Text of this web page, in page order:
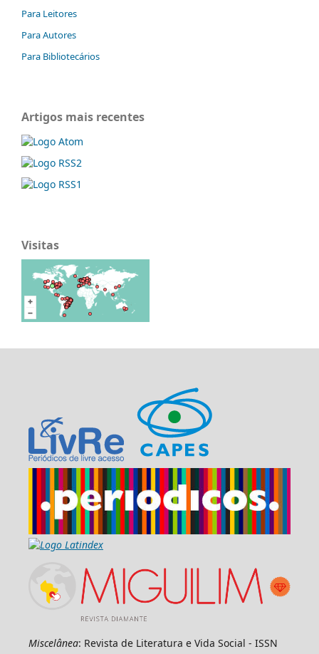
Para Leitores
Para Autores
Para Bibliotecários
Artigos mais recentes
Visitas
Miscelânea: Revista de Literatura e Vida Social - ISSN